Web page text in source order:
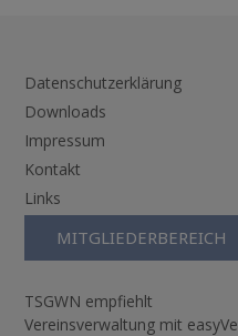
Datenschutzerklärung
Downloads
Impressum
Kontakt
Links
MITGLIEDERBEREICH
TSGWN empfiehlt
Vereinsverwaltung mit